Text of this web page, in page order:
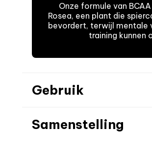
Onze formule van
Rosea, een plant die
bevordert, terwijl mentale
training kunnen
Gebruik
Samenstelling